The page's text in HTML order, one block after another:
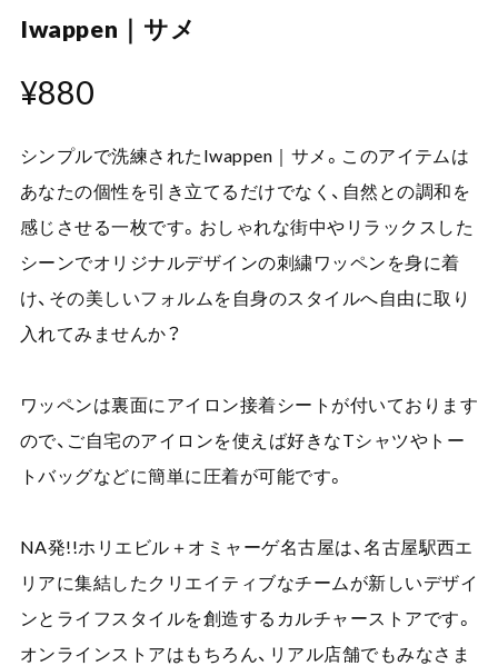
Iwappen｜サメ
¥880
シンプルで洗練されたIwappen｜サメ。このアイテムは
あなたの個性を引き立てるだけでなく、自然との調和を
感じさせる一枚です。おしゃれな街中やリラックスした
シーンでオリジナルデザインの刺繍ワッペンを身に着
け、その美しいフォルムを自身のスタイルへ自由に取り
入れてみませんか？
ワッペンは裏面にアイロン接着シートが付いております
ので、ご自宅のアイロンを使えば好きなTシャツやトー
トバッグなどに簡単に圧着が可能です。
NA発!!ホリエビル＋オミャーゲ名古屋は、名古屋駅西エ
リアに集結したクリエイティブなチームが新しいデザイ
ンとライフスタイルを創造するカルチャーストアです。
オンラインストアはもちろん、リアル店舗でもみなさま